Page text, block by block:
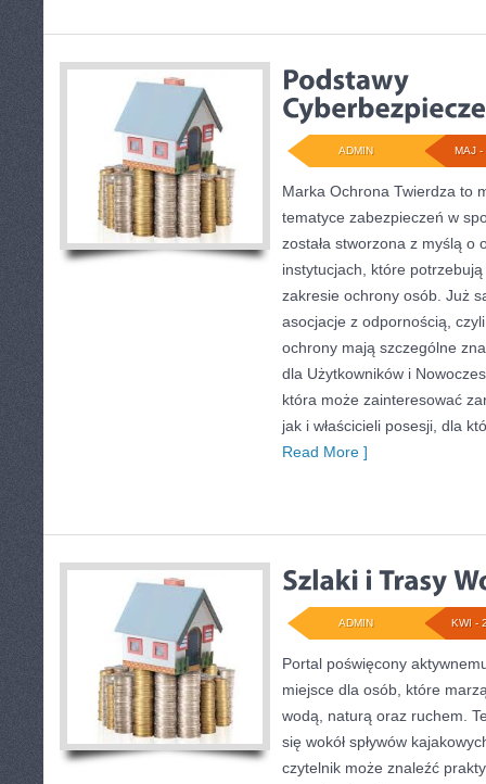
MAJ -
ADMIN
Marka Ochrona Twierdza to
tematyce zabezpieczeń w
została stworzona z myślą o
instytucjach, które
zakresie ochrony osób. Już
asocjacje z odpornością,
ochrony mają szczególne
dla Użytkowników i
która może zainteresować
jak i właścicieli posesji, dla
Read More ]
KWI -
ADMIN
Portal poświęcony
miejsce dla osób, które
wodą, naturą oraz ruchem.
się wokół spływów
czytelnik może znaleźć